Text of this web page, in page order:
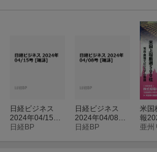
日経ビジネス
2024年04/15号
[雑誌]
日経BP
日経ビジネス
2024年04/08号
[雑誌]
日経BP
米国
報